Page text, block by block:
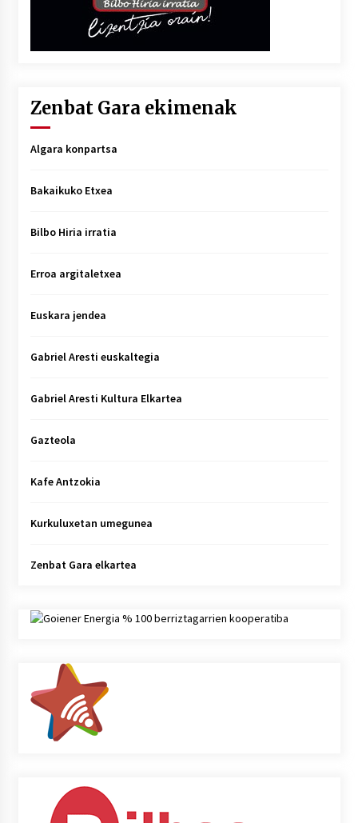
Zenbat Gara ekimenak
Algara konpartsa
Bakaikuko Etxea
Bilbo Hiria irratia
Erroa argitaletxea
Euskara jendea
Gabriel Aresti euskaltegia
Gabriel Aresti Kultura Elkartea
Gazteola
Kafe Antzokia
Kurkuluxetan umegunea
Zenbat Gara elkartea